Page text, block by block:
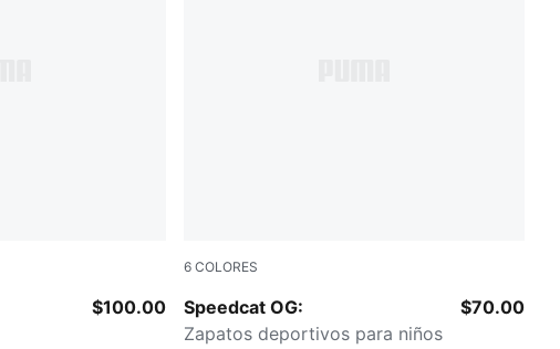
$100.00
6 COLORES
Speedcat OG:
For All Time Red-PUMA White
Zapatos deportivos para niños
$70.00